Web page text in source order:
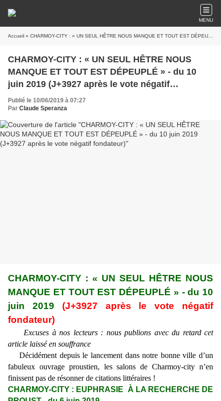
MENU
Accueil » CHARMOY-CITY : « UN SEUL HÊTRE NOUS MANQUE ET TOUT EST DÉPEUPLÉ » - du 10 juin 2019 (J+3927 après le vote négatif fondateur)
CHARMOY-CITY : « UN SEUL HÊTRE NOUS
MANQUE ET TOUT EST DÉPEUPLÉ » - du 10
juin 2019 (J+3927 après le vote négatif
fondateur)
Publié le 10/06/2019 à 07:27
Par Claude Speranza
CHARMOY-CITY : « UN SEUL HÊTRE NOUS
MANQUE ET TOUT EST DÉPEUPLÉ » - du 10
juin 2019 (J+3927 après le vote négatif
fondateur)
Excuses à nos lecteurs : nous publions avec du retard cet
article laissé en souffrance
Décidément depuis le lancement dans notre bonne ville d’un
fabuleux ouvrage proustien, les salons de Charmoy-city n’en
finissent pas de résonner de citations littéraires !
CHARMOY-CITY : EUPHRASIE À LA RECHERCHE DE